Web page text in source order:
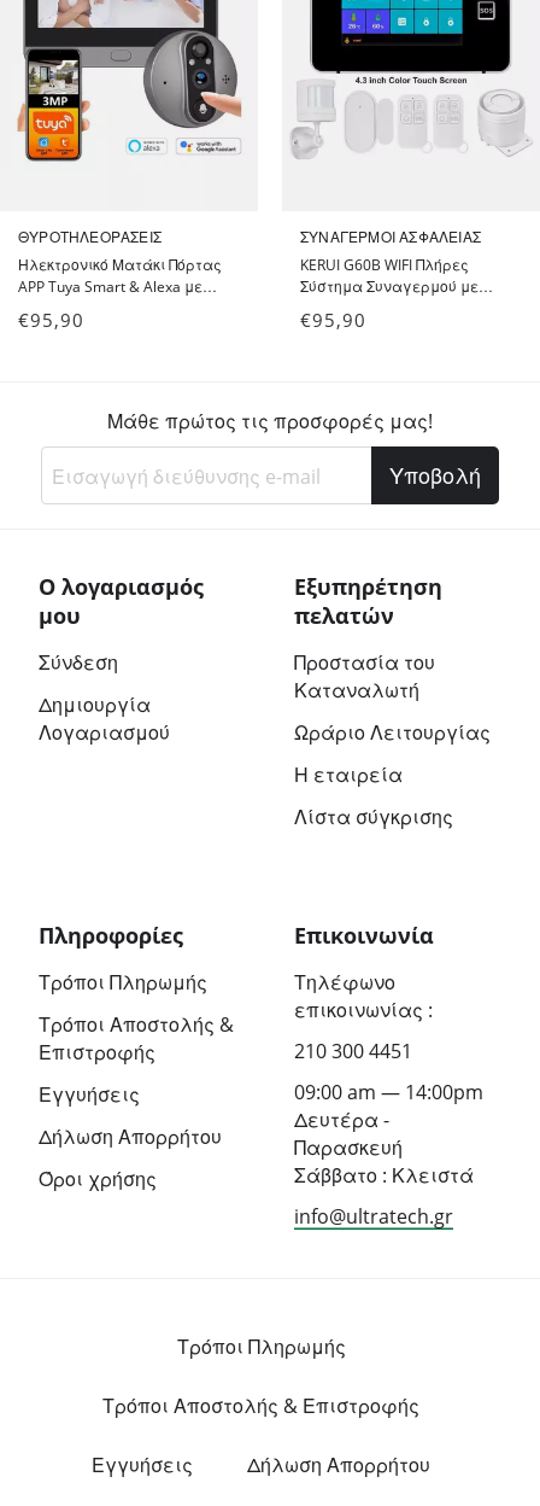
ΘΥΡΟΤΗΛΕΟΡΆΣΕΙΣ
Ηλεκτρονικό Ματάκι Πόρτας
APP Tuya Smart & Alexa με
LCD 4.3 inch, Κουδούνι &
€95,90
ΣΥΝΑΓΕΡΜΟΊ ΑΣΦΑΛΕΊΑΣ
KERUI G60B WIFI Πλήρες
Σύστημα Συναγερμού με
Πόρτας, Σειρήνα, 2
ιντσών - Alarm System
€95,90
Μάθε πρώτος τις προσφορές μας!
Υποβολή
Ο λογαριασμός
μου
Σύνδεση
Δημιουργία
Λογαριασμού
Εξυπηρέτηση
πελατών
Προστασία του
Καταναλωτή
Ωράριο Λειτουργίας
Η εταιρεία
Λίστα σύγκρισης
Πληροφορίες
Τρόποι Πληρωμής
Τρόποι Αποστολής &
Επιστροφής
Εγγυήσεις
Δήλωση Απορρήτου
Όροι χρήσης
Επικοινωνία
Τηλέφωνο
επικοινωνίας :
210 300 4451
09:00 am — 14:00pm
Δευτέρα -
Παρασκευή
Σάββατο : Κλειστά
info@ultratech.gr
Τρόποι Πληρωμής
Τρόποι Αποστολής & Επιστροφής
Εγγυήσεις Δήλωση Απορρήτου